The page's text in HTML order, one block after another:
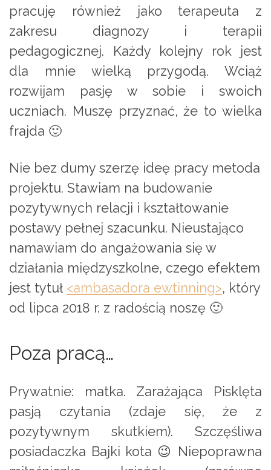
pracuję również jako terapeuta z
zakresu diagnozy i terapii
pedagogicznej. Każdy kolejny rok jest
dla mnie wielką przygodą. Wciąż
rozwijam pasję w sobie i swoich
uczniach. Muszę przyznać, że to wielka
frajda 🙂
Nie bez dumy szerzę ideę pracy metoda
projektu. Stawiam na budowanie
pozytywnych relacji i kształtowanie
postawy pełnej szacunku. Nieustająco
namawiam do angażowania się w
działania międzyszkolne, czego efektem
jest tytuł <ambasadora ewtinning>, który
od lipca 2018 r. z radością noszę 🙂
Poza pracą…
Prywatnie: matka. Zarażająca Pisklęta
pasją czytania (zdaje się, że z
pozytywnym skutkiem). Szczęśliwa
posiadaczka Bajki kota 😉 Niepoprawna